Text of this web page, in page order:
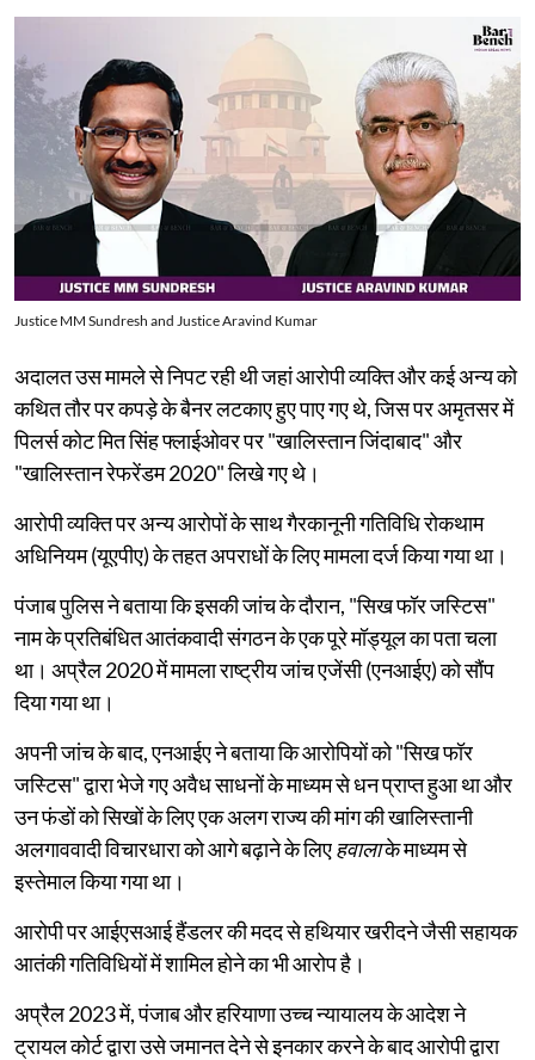
Justice MM Sundresh and Justice Aravind Kumar
अदालत उस मामले से निपट रही थी जहां आरोपी व्यक्ति और कई अन्य को
कथित तौर पर कपड़े के बैनर लटकाए हुए पाए गए थे, जिस पर अमृतसर में
पिलर्स कोट मित सिंह फ्लाईओवर पर "खालिस्तान जिंदाबाद" और
"खालिस्तान रेफरेंडम 2020" लिखे गए थे।
आरोपी व्यक्ति पर अन्य आरोपों के साथ गैरकानूनी गतिविधि रोकथाम
अधिनियम (यूएपीए) के तहत अपराधों के लिए मामला दर्ज किया गया था।
पंजाब पुलिस ने बताया कि इसकी जांच के दौरान, "सिख फॉर जस्टिस"
नाम के प्रतिबंधित आतंकवादी संगठन के एक पूरे मॉड्यूल का पता चला
था। अप्रैल 2020 में मामला राष्ट्रीय जांच एजेंसी (एनआईए) को सौंप
दिया गया था।
अपनी जांच के बाद, एनआईए ने बताया कि आरोपियों को "सिख फॉर
जस्टिस" द्वारा भेजे गए अवैध साधनों के माध्यम से धन प्राप्त हुआ था और
उन फंडों को सिखों के लिए एक अलग राज्य की मांग की खालिस्तानी
अलगाववादी विचारधारा को आगे बढ़ाने के लिएहवालाके माध्यम से
इस्तेमाल किया गया था।
आरोपी पर आईएसआई हैंडलर की मदद से हथियार खरीदने जैसी सहायक
आतंकी गतिविधियों में शामिल होने का भी आरोप है।
अप्रैल 2023 में, पंजाब और हरियाणा उच्च न्यायालय के आदेश ने
ट्रायल कोर्ट द्वारा उसे जमानत देने से इनकार करने के बाद आरोपी द्वारा